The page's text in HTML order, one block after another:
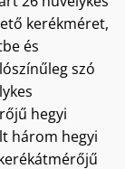
kerékméret,
és
szó
hegyi
három hegyi